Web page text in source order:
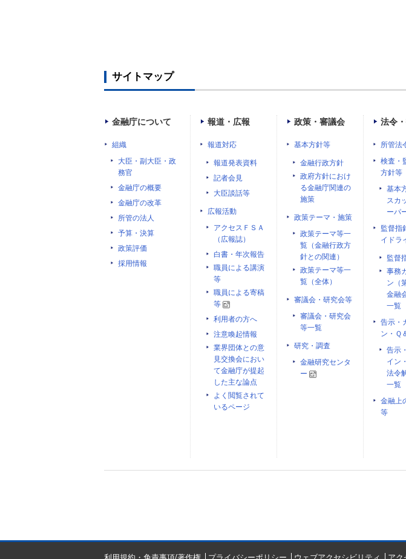
サイトマップ
金融庁について
組織
大臣・副大臣・政
務官
金融庁の概要
金融庁の改革
所管の法人
予算・決算
政策評価
採用情報
報道・広報
報道対応
報道発表資料
記者会見
大臣談話等
広報活動
アクセスＦＳＡ
（広報誌）
白書・年次報告
職員による講演
等
職員による寄稿
等
利用者の方へ
注意喚起情報
業界団体との意
見交換会におい
て金融庁が提起
した主な論点
よく閲覧されて
いるページ
政策・審議会
基本方針等
金融行政方針
政府方針におけ
る金融庁関連の
施策
政策テーマ・施策
政策テーマ等一
覧（金融行政方
針との関連）
政策テーマ等一
覧（全体）
審議会・研究会等
審議会・研究会
等一覧
研究・調査
金融研究センタ
ー
法令
所管法
検査・
方針等
基本
スカ
ーパ
監督指
イドラ
監督
事務
ン（
金融
一覧
告示・
ン・Ｑ
告示
イン
法令
一覧
金融上
等